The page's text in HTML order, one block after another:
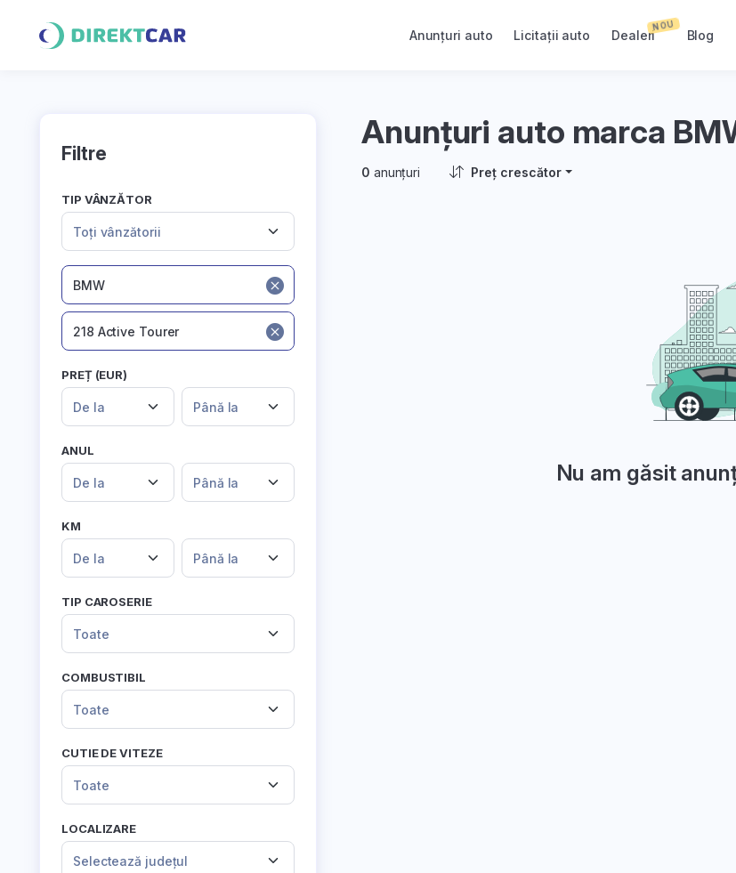
Anunțuri auto Licitații auto Dealeri
NOU
Blog
Filtre
TIP VÂNZĂTOR
Toți vânzătorii
BMW
218 Active Tourer
PREȚ (EUR)
De la Până la
ANUL
De la Până la
KM
De la Până la
TIP CAROSERIE
Toate
COMBUSTIBIL
Toate
CUTIE DE VITEZE
Toate
LOCALIZARE
Selectează județul
Anunțuri auto marca
0 anunțuri Preț crescător
Nu am găsit